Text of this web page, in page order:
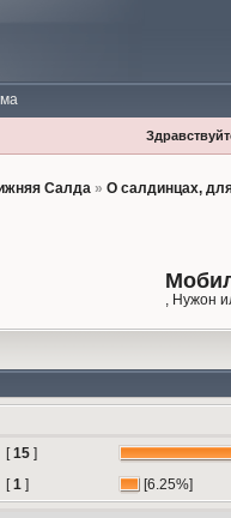
Салда» О салдинцах,
, Нужон
[15]
[1] [6.25%]